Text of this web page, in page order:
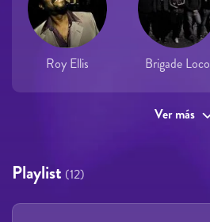
Roy Ellis Brigade Loco
Ver más
Playlist (12)